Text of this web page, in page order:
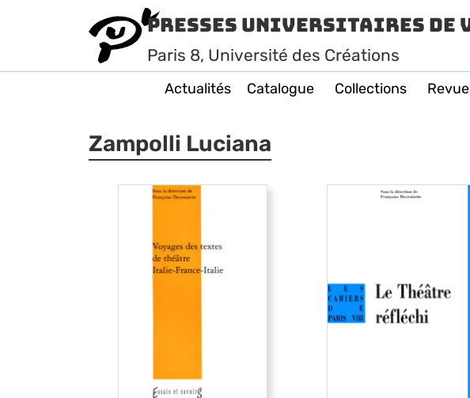
Presses Universitaires de
Paris 8, Université des Créations
Actualités Catalogue Collections
Zampolli Luciana